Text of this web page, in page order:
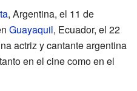
, Argentina, el 11 de
Guayaquil, Ecuador, el 22
actriz y cantante argentina
en el cine como en el